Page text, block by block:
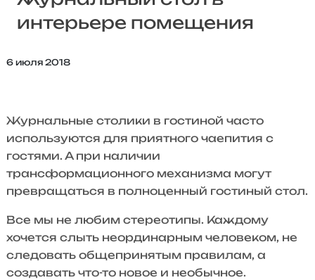
интерьере помещения
6 июля 2018
Журнальные столики в гостиной часто
используются для приятного чаепития с
гостями. А при наличии
трансформационного механизма могут
превращаться в полноценный гостиный стол.
Все мы не любим стереотипы. Каждому
хочется слыть неординарным человеком, не
следовать общепринятым правилам, а
создавать что-то новое и необычное.